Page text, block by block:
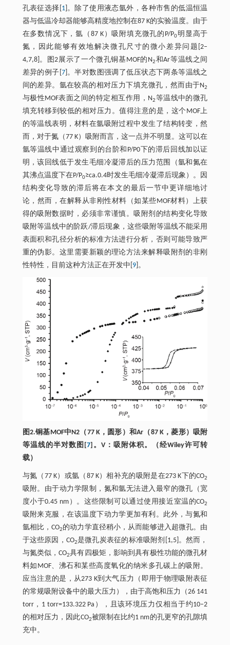
孔表征选择[ 1]。除了使用液态氩外，各种市售的低温恒温
器与低温冷却器能够高精度地控制在87 K的实验温度。由于
在多数情况下，氩（87 K）吸附填充微孔的P/P0明显高于
氮，因此能够有效地解决微孔尺寸的微小差异问题[2–
4,7,8]。图2展示了一个微孔铜基MOF的N2和Ar等温线之间
差异的例子[ 7]。半对数图强调了低压状态下两条等温线之
间的差异。氩在较高的相对压力下填充微孔，然而由于N2
与极性MOF表面之间的特定相互作用，N2等温线中的微孔
填充转移到较低的相对压力。值得注意的是，这个MOF上
的等温线表明，材料在氩吸附过程中发生了结构转变，然
而，对于氮（77 K）吸附而言，这一点并不明显。这可以在
氩等温线中通过观察到的台阶和P/P0下的滞后回线加以证
明，该回线低于发生毛细冷凝滞后的压力范围（氩和氮在
其沸点温度下在P/P0≥ca.0.4时发生毛细冷凝滞后现象）。因
结构变化导致的滞后将在本文的最后一节中更详细地讨
论，然而，在解释从非刚性材料（如某些MOF材料）上获
得的吸附数据时，必须非常谨慎。吸附剂的结构变化导致
吸附等温线中的阶跃/滞后现象，这些吸附等温线不能采用
表面积和孔径分析的标准方法进行分析，否则可能导致严
重的伪影。这里需要新颖的理论方法来解释吸附剂的非刚
性特性，目前这种方法正在开发中[ 9]。
图2.铜基MOF中N2（77 K，圆形）和Ar（87 K，菱形）吸附
等温线的半对数图[7]。V：吸附体积。（经Wiley许可转
载）
与氮（77 K）或氩（87 K）相补充的吸附是在273 K下的CO2
吸附。由于动力学限制，氮和氩无法进入最窄的微孔（宽
度小于0.45 nm）。这些限制可以通过使用接近室温的CO2
吸附来克服，在该温度下动力学更加有利。此外，与氮和
氩相比，CO2的动力学直径稍小，从而能够进入超微孔。由
于这些原因，CO2是微孔炭表征的标准吸附剂[1,5]。然而，
与氮类似，CO2具有四极矩，影响到具有极性功能的微孔材
料如MOF、沸石和某些高度氧化的纳米多孔碳上的吸附。
应当注意的是，从273 K到大气压力（即用于物理吸附表征
的常规吸附设备中的最大压力），由于高饱和压力（26 141
torr，1 torr=133.322 Pa），且该环境压力仅相当于约10–2
的相对压力，因此CO2被限制在比约1 nm的孔更窄的孔隙填
充中。